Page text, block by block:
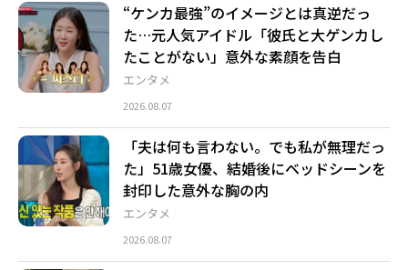
エンタメ
“ケンカ最強”のイメージとは真逆だっ
た…元人気アイドル「彼氏と大ゲンカし
たことがない」意外な素顔を告白
2026.08.07
エンタメ
「夫は何も言わない。でも私が無理だっ
た」51歳女優、結婚後にベッドシーンを
封印した意外な胸の内
2026.08.07